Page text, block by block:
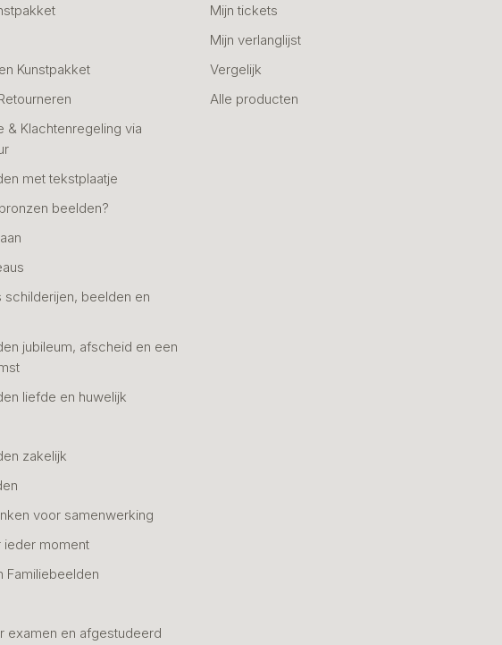
Kunstpakket
& Klachtenregeling via
met tekstplaatje
beelden?
schilderijen, beelden en
jubileum, afscheid en een
liefde en huwelijk
zakelijk
voor samenwerking
ieder moment
Familiebeelden
examen en afgestudeerd
Mijn tickets
Mijn verlanglijst
Vergelijk
Alle producten